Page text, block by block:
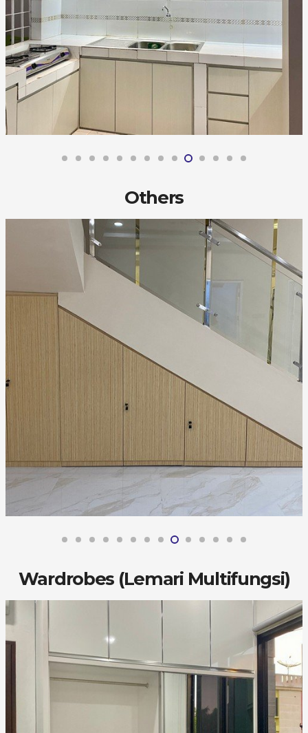
Others
Wardrobes (Lemari Multifungsi)